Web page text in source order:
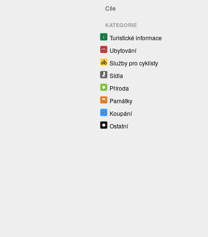
Cíle
KATEGORIE
Turistické informace
Ubytování
Služby pro cyklisty
Sídla
Příroda
Památky
Koupání
Ostatní